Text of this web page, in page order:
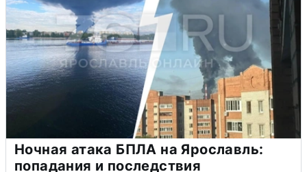
Ночная атака БПЛА на Ярославль:
попадания и последствия